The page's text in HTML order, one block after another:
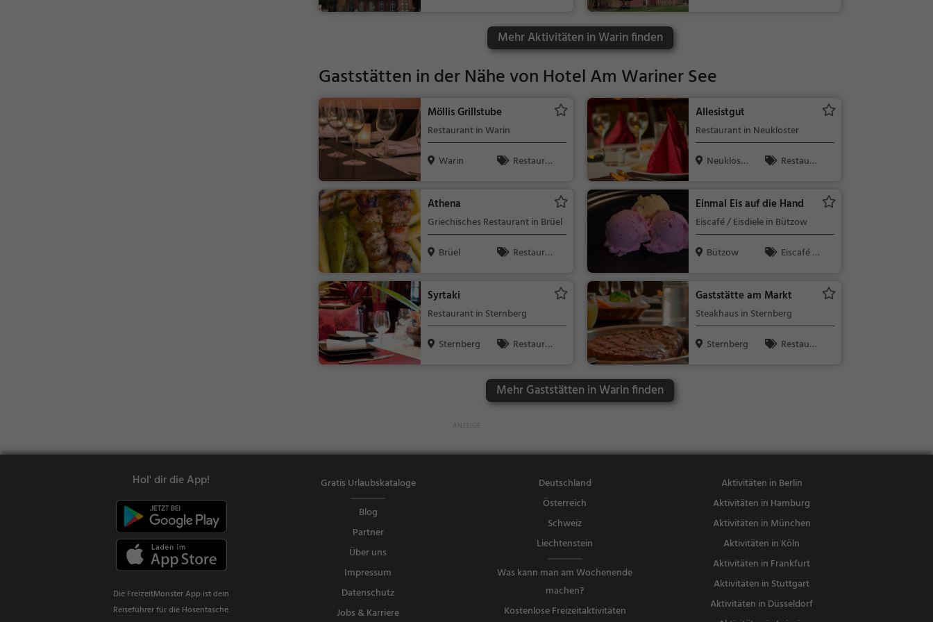
ie & Kinder,
Natur
Mehr Aktivitäten in Warin finden
Gaststätten in der Nähe von Hotel Am Wariner See
Möllis Grillstube
Restaurant in Warin
Warin
Restaura
Allesistgut
Restaurant in Neukloster
Neukloste
Restaura
sen
Athena
Griechisches Restaurant in Brüel
Brüel
Restaura
endessen
Einmal Eis auf die Hand
Eiscafé / Eisdiele in Bützow
Bützow
Eiscafé /
Syrtaki
Restaurant in Sternberg
Sternberg
Restaura
en, Mittagess
en
Gaststätte am Markt
Steakhaus in Sternberg
Sternberg
Restaura
Mehr Gaststätten in Warin finden
Hol' dir die App!
Die FreizeitMonster App ist dein
Reiseführer für die Hosentasche.
Gratis Urlaubskataloge
Blog
Partner
Über uns
Impressum
Datenschutz
Jobs & Karriere
Deutschland
Österreich
Schweiz
Liechtenstein
Was kann man am Wochenende
machen?
Kostenlose Freizeitaktivitäten
Aktivitäten in Berlin
Aktivitäten in Hamburg
Aktivitäten in München
Aktivitäten in Köln
Aktivitäten in Frankfurt
Aktivitäten in Stuttgart
Aktivitäten in Düsseldorf